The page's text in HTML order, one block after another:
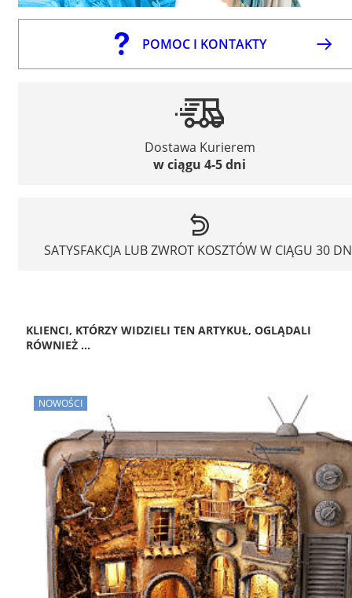
POMOC I KONTAKTY
Dostawa Kurierem
w ciągu 4-5 dni
SATYSFAKCJA LUB ZWROT KOSZTÓW W CIĄGU 30
KLIENCI, KTÓRZY WIDZIELI TEN ARTYKUŁ, OGLĄDALI
RÓWNIEŻ ...
NOWOŚCI